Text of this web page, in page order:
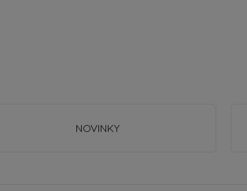
NOVINKY